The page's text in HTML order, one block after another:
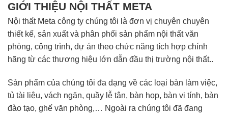
GIỚI THIỆU NỘI THẤT META
Nội thất Meta công ty chúng tôi là đơn vị chuyên chuyên
thiết kế, sản xuất và phân phối sản phẩm nội thất văn
phòng, công trình, dự án theo chức năng tích hợp chính
hãng từ các thương hiệu lớn dẫn đầu thị trường nội thất..
Sản phẩm của chúng tôi đa dạng về các loại bàn làm việc,
tủ tài liệu, vách ngăn, quầy lễ tân, bàn họp, bàn vi tính, bàn
đào tạo, ghế văn phòng,… Ngoài ra chúng tôi đã đang